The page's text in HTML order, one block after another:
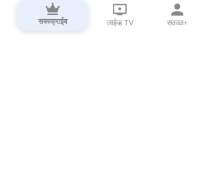
सबस्क्राईब लाईव्ह TV सकाळ+